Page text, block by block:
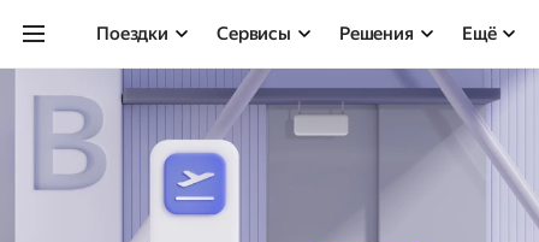
Поездки Сервисы Решения Ещё